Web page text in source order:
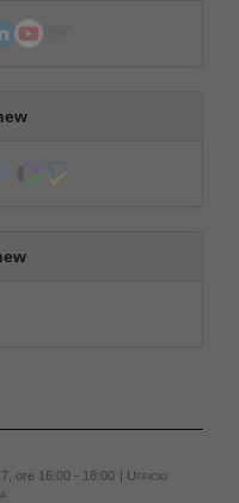
ore 16:00 - 18:00
| Ufficio